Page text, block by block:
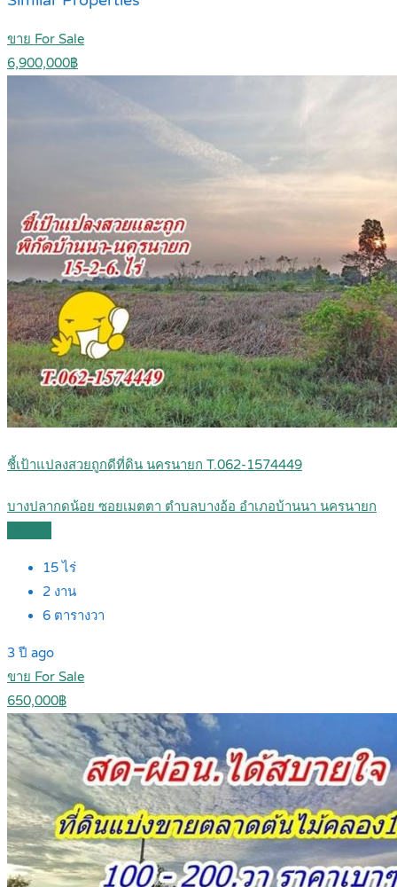
ขาย For Sale
6,900,000฿
ชี้เป้าแปลงสวยถูกดีที่ดิน นครนายก T.062-1574449
บางปลากดน้อย ซอยเมตตา ตำบลบางอ้อ อำเภอบ้านนา นครนายก
15 ไร่
2 งาน
6 ตารางวา
3 ปี ago
ขาย For Sale
650,000฿